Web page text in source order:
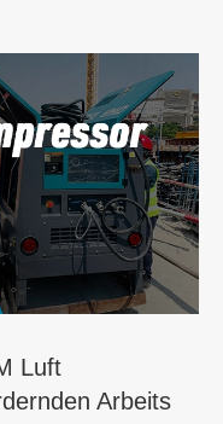
Luft
Arbeits